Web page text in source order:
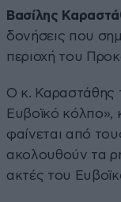
Βασίλης
δονήσεις που
περιοχή του
Ο κ. Καραστάθης
Ευβοϊκό κόλπο»,
φαίνεται από
ακολουθούν τα
ακτές του